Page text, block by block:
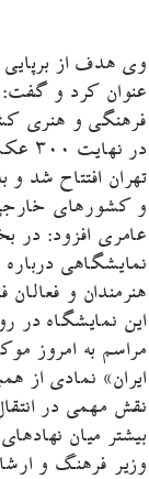
عنوان کرد و گفت:
در
و کشورهای
نمایشگاهی
این نمایشگاه در
ایران» نمادی از
نقش مهمی در
بیشتر میان
وزیر فرهنگ و